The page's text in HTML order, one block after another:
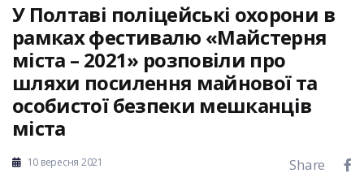
У Полтаві поліцейські охорони в
рамках фестивалю «Майстерня
міста – 2021» розповіли про
шляхи посилення майнової та
особистої безпеки мешканців
міста
10 вересня 2021 Share